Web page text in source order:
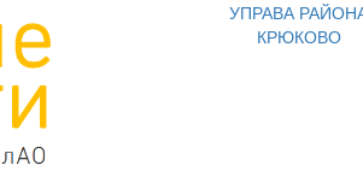
УПРАВА
КРЮКОВО